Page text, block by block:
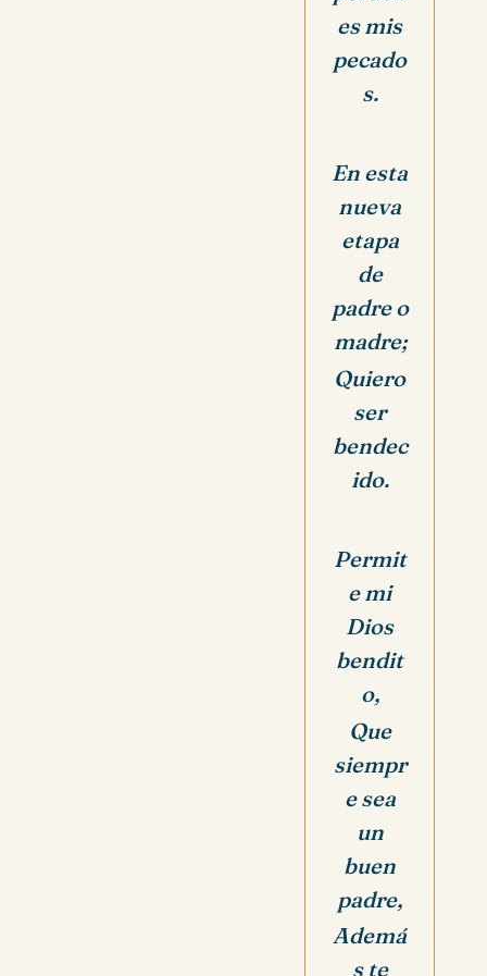
es mis
pecado
s.
En esta
nueva
etapa
de
padre o
madre;
Quiero
ser
bendec
ido.
Permit
e mi
Dios
bendit
o,
Que
siempr
e sea
un
buen
padre,
Ademá
s te